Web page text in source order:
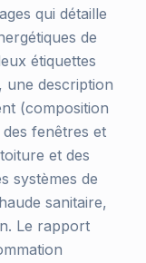
qui détaille
de
étiquettes
une description
(composition
fenêtres et
et des
systèmes de
sanitaire,
Le rapport